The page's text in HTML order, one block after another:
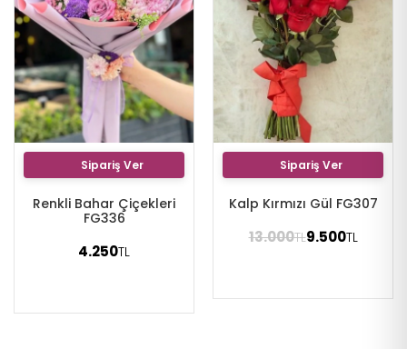
Sipariş Ver
Renkli Bahar Çiçekleri
FG336
4.250TL
Sipariş Ver
Kalp Kırmızı Gül FG307
13.000TL9.500TL